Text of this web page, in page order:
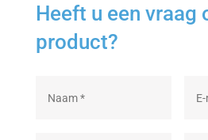
Heeft u een vraag
product?